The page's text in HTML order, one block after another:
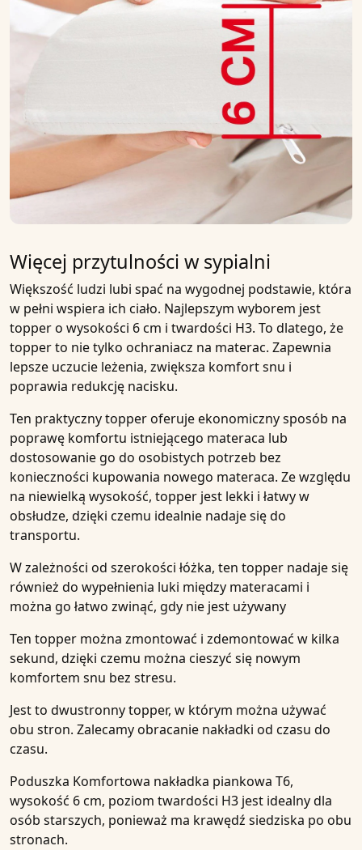
Więcej przytulności w sypialni
Większość ludzi lubi spać na wygodnej podstawie, która
w pełni wspiera ich ciało. Najlepszym wyborem jest
topper o wysokości 6 cm i twardości H3. To dlatego, że
topperto nie tylko ochraniacz na materac. Zapewnia
lepsze uczucie leżenia, zwiększa komfort snu i
poprawia redukcję nacisku.
Ten praktyczny topper oferuje ekonomiczny sposób na
poprawę komfortu istniejącego materaca lub
dostosowanie go do osobistych potrzeb bez
konieczności kupowania nowego materaca. Ze względu
na niewielką wysokość, topper jest lekki i łatwy w
obsłudze, dzięki czemu idealnie nadaje się do
transportu.
W zależności od szerokości łóżka, ten topper nadaje się
również do wypełnienia luki między materacami i
można go łatwo zwinąć, gdy nie jest używany
Ten topper można zmontować i zdemontować w kilka
sekund, dzięki czemu można cieszyć się nowym
komfortem snu bez stresu.
Jest to dwustronnytopper, w którym można używać
obu stron. Zalecamy obracanie nakładki od czasu do
czasu.
Poduszka Komfortowa nakładka piankowa T6,
wysokość 6 cm, poziom twardości H3 jest idealny dla
osób starszych, ponieważ ma krawędź siedziska po obu
stronach.